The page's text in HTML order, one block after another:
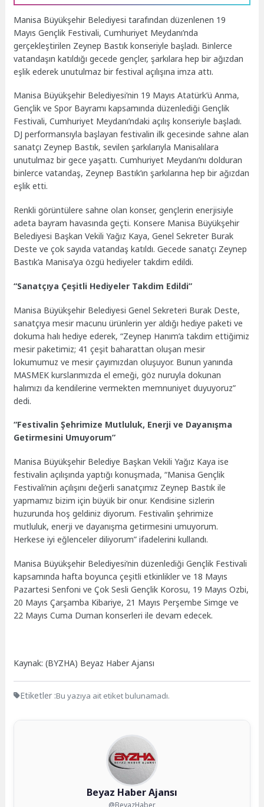
Manisa Büyükşehir Belediyesi tarafından düzenlenen 19
Mayıs Gençlik Festivali, Cumhuriyet Meydanı’nda
gerçekleştirilen Zeynep Bastık konseriyle başladı. Binlerce
vatandaşın katıldığı gecede gençler, şarkılara hep bir ağızdan
eşlik ederek unutulmaz bir festival açılışına imza attı.
Manisa Büyükşehir Belediyesi’nin 19 Mayıs Atatürk’ü Anma,
Gençlik ve Spor Bayramı kapsamında düzenlediği Gençlik
Festivali, Cumhuriyet Meydanı’ndaki açılış konseriyle başladı.
DJ performansıyla başlayan festivalin ilk gecesinde sahne alan
sanatçı Zeynep Bastık, sevilen şarkılarıyla Manisalılara
unutulmaz bir gece yaşattı. Cumhuriyet Meydanı’nı dolduran
binlerce vatandaş, Zeynep Bastık’ın şarkılarına hep bir ağızdan
eşlik etti.
Renkli görüntülere sahne olan konser, gençlerin enerjisiyle
adeta bayram havasında geçti. Konsere Manisa Büyükşehir
Belediyesi Başkan Vekili Yağız Kaya, Genel Sekreter Burak
Deste ve çok sayıda vatandaş katıldı. Gecede sanatçı Zeynep
Bastık’a Manisa’ya özgü hediyeler takdim edildi.
“Sanatçıya Çeşitli Hediyeler Takdim Edildi”
Manisa Büyükşehir Belediyesi Genel Sekreteri Burak Deste,
sanatçıya mesir macunu ürünlerin yer aldığı hediye paketi ve
dokuma halı hediye ederek, “Zeynep Hanım’a takdim ettiğimiz
mesir paketimiz; 41 çeşit baharattan oluşan mesir
lokumumuz ve mesir çayımızdan oluşuyor. Bunun yanında
MASMEK kurslarımızda el emeği, göz nuruyla dokunan
halımızı da kendilerine vermekten memnuniyet duyuyoruz”
dedi.
“Festivalin Şehrimize Mutluluk, Enerji ve Dayanışma
Getirmesini Umuyorum”
Manisa Büyükşehir Belediye Başkan Vekili Yağız Kaya ise
festivalin açılışında yaptığı konuşmada, “Manisa Gençlik
Festivali’nin açılışını değerli sanatçımız Zeynep Bastık ile
yapmamız bizim için büyük bir onur. Kendisine sizlerin
huzurunda hoş geldiniz diyorum. Festivalin şehrimize
mutluluk, enerji ve dayanışma getirmesini umuyorum.
Herkese iyi eğlenceler diliyorum” ifadelerini kullandı.
Manisa Büyükşehir Belediyesi’nin düzenlediği Gençlik Festivali
kapsamında hafta boyunca çeşitli etkinlikler ve 18 Mayıs
Pazartesi Senfoni ve Çok Sesli Gençlik Korosu, 19 Mayıs Ozbi,
20 Mayıs Çarşamba Kibariye, 21 Mayıs Perşembe Simge ve
22 Mayıs Cuma Duman konserleri ile devam edecek.
Kaynak: (BYZHA) Beyaz Haber Ajansı
Etiketler :Bu yazıya ait etiket bulunamadı.
Beyaz Haber Ajansı